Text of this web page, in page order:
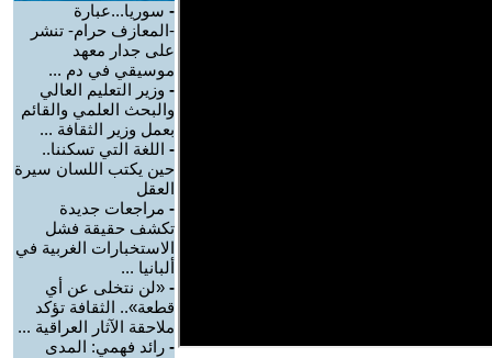
- سوريا...عبارة
-المعازف حرام- تنشر
على جدار معهد
موسيقي في دم ...
- وزير التعليم العالي
والبحث العلمي والقائم
بعمل وزير الثقافة ...
- اللغة التي تسكننا..
حين يكتب اللسان سيرة
العقل
- مراجعات جديدة
تكشف حقيقة فشل
الاستخبارات الغربية في
ألبانيا ...
- «لن نتخلى عن أي
قطعة».. الثقافة تؤكد
ملاحقة الآثار العراقية ...
- رائد فهمي: المدى